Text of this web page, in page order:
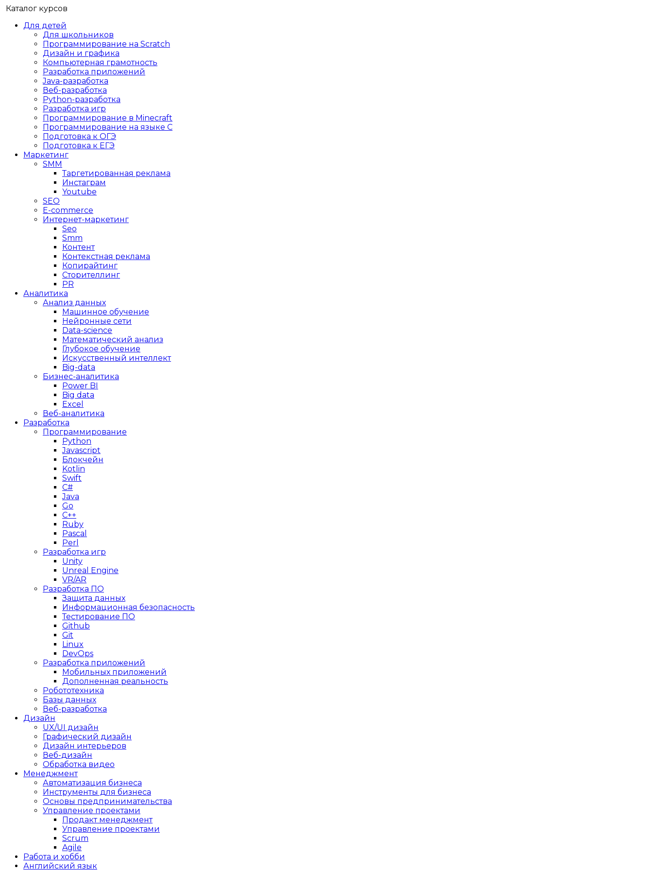
Каталог курсов
Для детей
Для школьников
Программирование на Scratch
Дизайн и графика
Компьютерная грамотность
Разработка приложений
Java-разработка
Веб-разработка
Python-разработка
Разработка игр
Программирование в Minecraft
Программирование на языке C
Подготовка к ОГЭ
Подготовка к ЕГЭ
Маркетинг
SMM
Таргетированная реклама
Инстаграм
Youtube
SEO
E-сommerce
Интернет-маркетинг
Seo
Smm
Контент
Контекстная реклама
Копирайтинг
Сторителлинг
PR
Аналитика
Анализ данных
Машинное обучение
Нейронные сети
Data-science
Математический анализ
Глубокое обучение
Искусственный интеллект
Big-data
Бизнес-аналитика
Power BI
Big data
Excel
Веб-аналитика
Разработка
Программирование
Python
Javascript
Блокчейн
Kotlin
Swift
C#
Java
Go
C++
Ruby
Pascal
Perl
Разработка игр
Unity
Unreal Engine
VR/AR
Разработка ПО
Защита данных
Информационная безопасность
Тестирование ПО
Github
Git
Linux
DevOps
Разработка приложений
Мобильных приложений
Дополненная реальность
Робототехника
Базы данных
Веб-разработка
Дизайн
UX/UI дизайн
Графический дизайн
Дизайн интерьеров
Веб-дизайн
Обработка видео
Менеджмент
Автоматизация бизнеса
Инструменты для бизнеса
Основы предпринимательства
Управление проектами
Продакт менеджмент
Управление проектами
Scrum
Agile
Работа и хобби
Английский язык